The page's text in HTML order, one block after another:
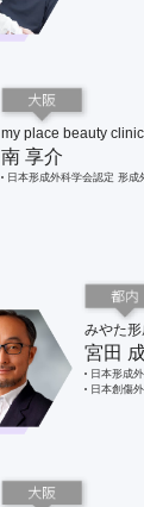
my place beauty clinic
南 享介
日本形成外科学会認定 形成
みやた
宮田
日本形成
日本創傷